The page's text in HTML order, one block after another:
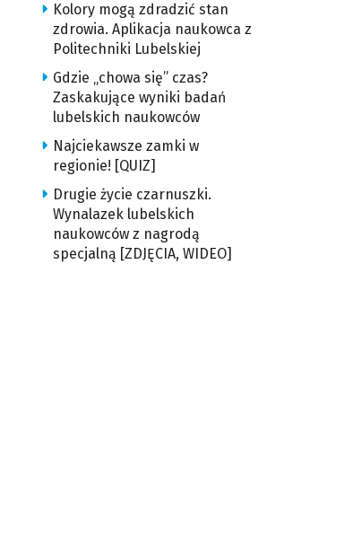
Kolory mogą zdradzić stan
zdrowia. Aplikacja naukowca z
Politechniki Lubelskiej
Gdzie „chowa się” czas?
Zaskakujące wyniki badań
lubelskich naukowców
Najciekawsze zamki w
regionie! [QUIZ]
Drugie życie czarnuszki.
Wynalazek lubelskich
naukowców z nagrodą
specjalną [ZDJĘCIA, WIDEO]